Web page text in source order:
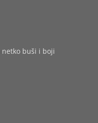
netko buši i boji